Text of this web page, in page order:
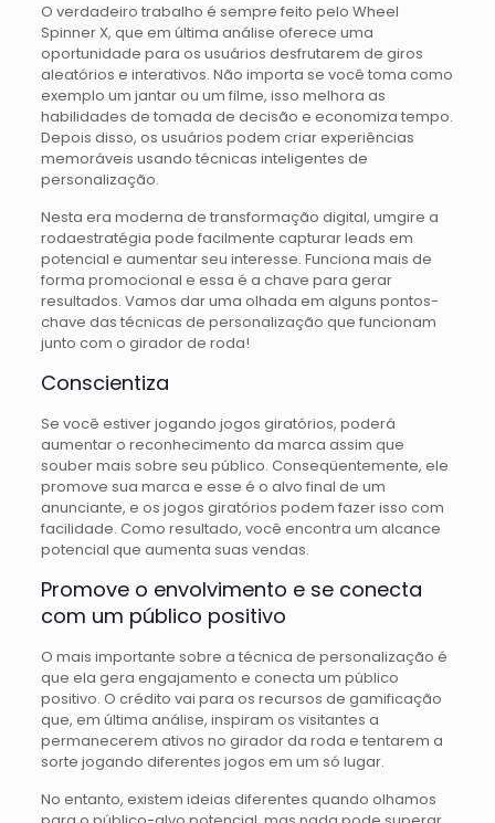
O verdadeiro trabalho é sempre feito pelo Wheel
Spinner X, que em última análise oferece uma
oportunidade para os usuários desfrutarem de giros
aleatórios e interativos. Não importa se você toma como
exemplo um jantar ou um filme, isso melhora as
habilidades de tomada de decisão e economiza tempo.
Depois disso, os usuários podem criar experiências
memoráveis ​​usando técnicas inteligentes de
personalização.
Nesta era moderna de transformação digital, umgire a
rodaestratégia pode facilmente capturar leads em
potencial e aumentar seu interesse. Funciona mais de
forma promocional e essa é a chave para gerar
resultados. Vamos dar uma olhada em alguns pontos-
chave das técnicas de personalização que funcionam
junto com o girador de roda!
Conscientiza
Se você estiver jogando jogos giratórios, poderá
aumentar o reconhecimento da marca assim que
souber mais sobre seu público. Conseqüentemente, ele
promove sua marca e esse é o alvo final de um
anunciante, e os jogos giratórios podem fazer isso com
facilidade. Como resultado, você encontra um alcance
potencial que aumenta suas vendas.
Promove o envolvimento e se conecta
com um público positivo
O mais importante sobre a técnica de personalização é
que ela gera engajamento e conecta um público
positivo. O crédito vai para os recursos de gamificação
que, em última análise, inspiram os visitantes a
permanecerem ativos no girador da roda e tentarem a
sorte jogando diferentes jogos em um só lugar.
No entanto, existem ideias diferentes quando olhamos